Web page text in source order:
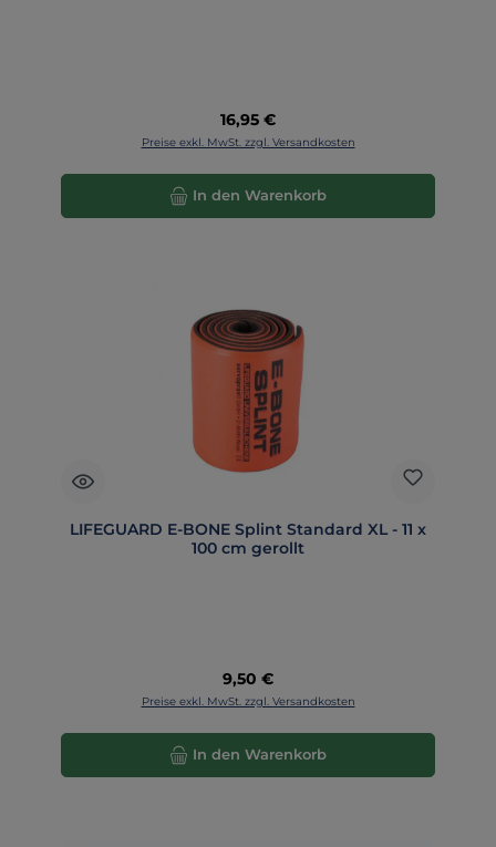
Regulärer Preis:
16,95 €
Preise exkl. MwSt. zzgl. Versandkosten
In den Warenkorb
LIFEGUARD E-BONE Splint Standard XL - 11 x
100 cm gerollt
Regulärer Preis:
9,50 €
Preise exkl. MwSt. zzgl. Versandkosten
In den Warenkorb